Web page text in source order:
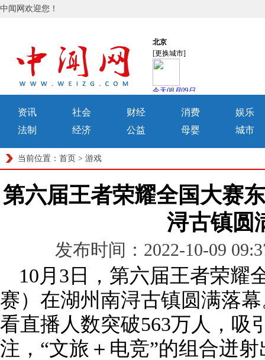
中闻网欢迎您！
资讯 社会 财经 消费
娱乐
法制
经济 公益 母婴 城市
当前位置： 首页 > 游戏
第六届王者荣耀全国大赛
浔古镇圆
发布时间：2022-10-09
10月3日，第六届王者荣耀
赛）在湖州南浔古镇圆满落
看直播人数突破563万人，吸
注，“文旅＋电竞”的组合迸